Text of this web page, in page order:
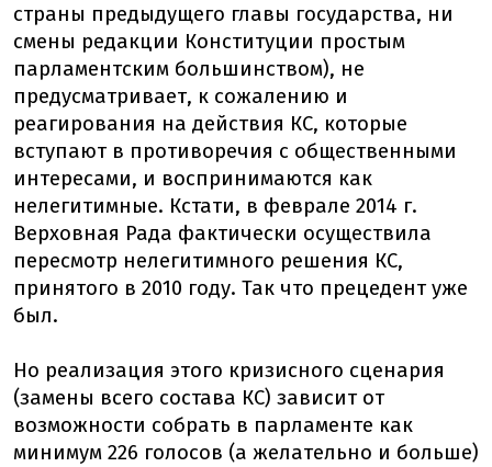
страны предыдущего главы государства, ни
смены редакции Конституции простым
парламентским большинством), не
предусматривает, к сожалению и
реагирования на действия КС, которые
вступают в противоречия с общественными
интересами, и воспринимаются как
нелегитимные. Кстати, в феврале 2014 г.
Верховная Рада фактически осуществила
пересмотр нелегитимного решения КС,
принятого в 2010 году. Так что прецедент уже
был.
Но реализация этого кризисного сценария
(замены всего состава КС) зависит от
возможности собрать в парламенте как
минимум 226 голосов (а желательно и больше)